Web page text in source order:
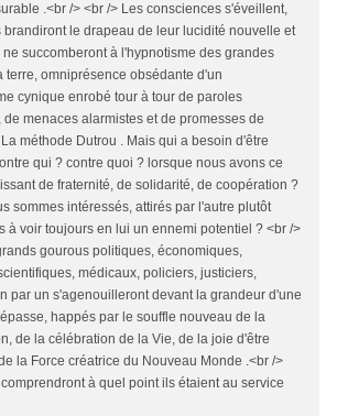
.<br /> <br /> Les consciences s'éveillent,
brandiront le drapeau de leur lucidité nouvelle et
succomberont à l'hypnotisme des grandes
terre, omniprésence obsédante d'un
cynique enrobé tour à tour de paroles
menaces alarmistes et de promesses de
méthode Dutrou . Mais qui a besoin d'être
qui ? contre quoi ? lorsque nous avons ce
de fraternité, de solidarité, de coopération ?
sommes intéressés, attirés par l'autre plutôt
à voir toujours en lui un ennemi potentiel ? <br />
gourous politiques, économiques,
médicaux, policiers, justiciers,
par un s'agenouilleront devant la grandeur d'une
happés par le souffle nouveau de la
de la célébration de la Vie, de la joie d'être
la Force créatrice du Nouveau Monde .<br />
à quel point ils étaient au service